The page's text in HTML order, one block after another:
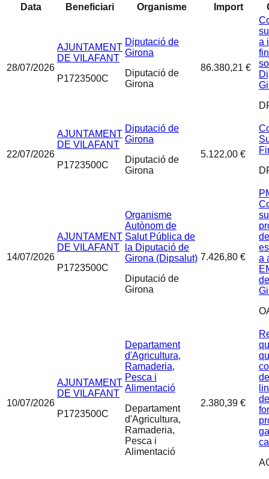
Data
Beneficiari Organisme Import
28/07/2026
AJUNTAMENT
DE VILAFANT
P1723500C
Diputació de
Girona
Diputació de
Girona
86.380,21 €
a
22/07/2026
AJUNTAMENT
DE VILAFANT
P1723500C
Diputació de
Girona
Diputació de
Girona
5.122,00 €
14/07/2026
AJUNTAMENT
DE VILAFANT
P1723500C
Organisme
Autònom de
Salut Pública de
la Diputació de
Girona (Dipsalut)
Diputació de
Girona
7.426,80 €
a
10/07/2026
AJUNTAMENT
DE VILAFANT
P1723500C
Departament
d'Agricultura,
Ramaderia,
Pesca i
Alimentació
Departament
d'Agricultura,
Ramaderia,
Pesca i
Alimentació
2.380,39 €